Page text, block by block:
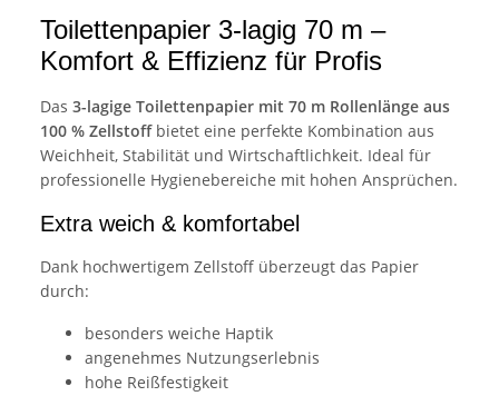
Toilettenpapier 3-lagig 70 m –
Komfort & Effizienz für Profis
Das 3-lagige Toilettenpapier mit 70 m Rollenlänge aus
100 % Zellstoffbietet eine perfekte Kombination aus
Weichheit, Stabilität und Wirtschaftlichkeit. Ideal für
professionelle Hygienebereiche mit hohen Ansprüchen.
Extra weich & komfortabel
Dank hochwertigem Zellstoff überzeugt das Papier
durch:
besonders weiche Haptik
angenehmes Nutzungserlebnis
hohe Reißfestigkeit